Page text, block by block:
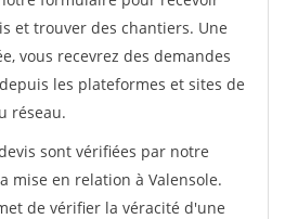
et trouver des chantiers. Une
vous recevrez des demandes
les plateformes et sites de
réseau.
sont vérifiées par notre
mise en relation à Valensole.
de vérifier la véracité d'une